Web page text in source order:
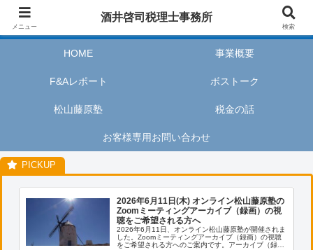
酒井啓司税理士事務所は、お客様が私たちのサービスを利用するときに、安心
HOME 事業概要
F&Aレポート ボストーク
松山藤原塾 税金の話
お客様専用お問い合わせ
2026年6月11日(木) オンライン松山藤原塾の
Zoomミーティングアーカイブ（録画）の視
聴をご希望される方へ
2026年6月11日、オンライン松山藤原塾が開催されま
した。Zoomミーティングアーカイブ（録画）の視聴
をご希望される方へのご案内です。アーカイブ（録
メニュー
酒井啓司税理士事務所
検索